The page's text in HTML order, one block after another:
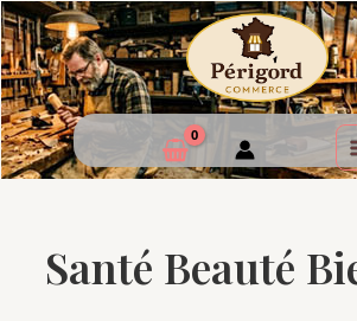
Santé Beauté